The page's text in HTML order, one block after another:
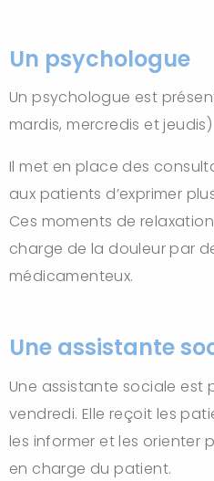
Un psychologue
Un psychologue est
mardis, mercredis et jeudis)
Il met en place des
aux patients d’exprimer
Ces moments de
charge de la douleur par
médicamenteux.
Une assistante
Une assistante sociale est
vendredi. Elle reçoit les
les informer et les orienter
en charge du patient.